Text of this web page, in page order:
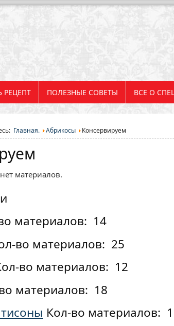
РЕЦЕПТ ПОЛЕЗНЫЕ СОВЕТЫ ВСЕ О
Главная. Абрикосы Консервируем
материалов.
материалов: 14
во материалов: 25
во материалов: 12
материалов: 18
Кол-во материалов: